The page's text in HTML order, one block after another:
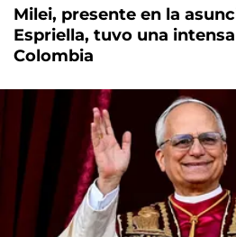
Milei, presente en la
Espriella, tuvo una
Colombia